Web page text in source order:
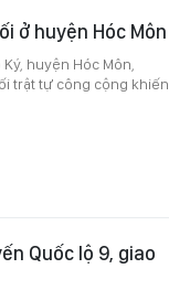
ở huyện Hóc Môn
huyện Hóc Môn,
trật tự công cộng khiến
Quốc lộ 9, giao